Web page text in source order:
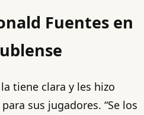
Fuentes en
tiene clara y les hizo
sus jugadores. “Se los